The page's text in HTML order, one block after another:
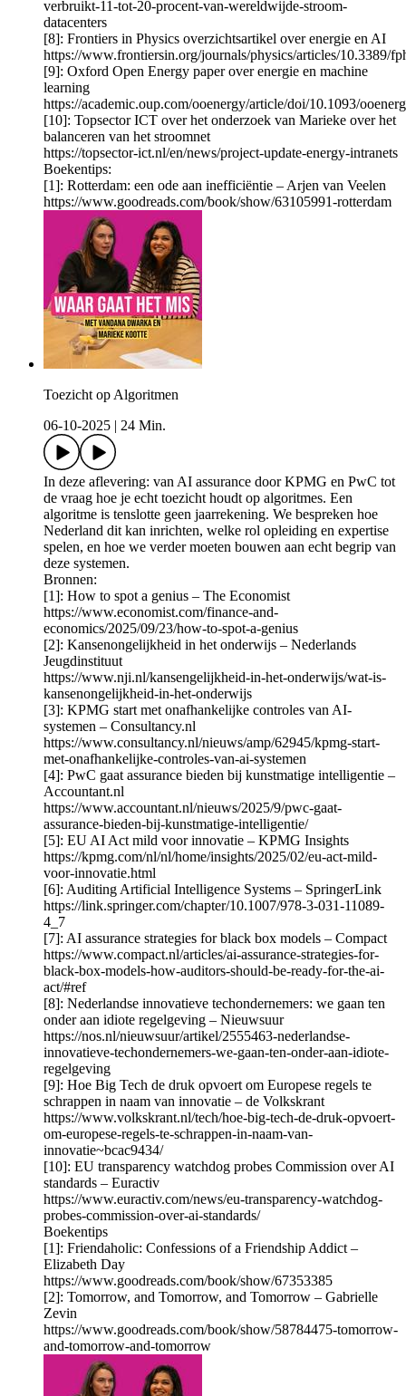
verbruikt-11-tot-20-procent-van-wereldwijde-stroom-
datacenters
[8]: Frontiers in Physics overzichtsartikel over energie en AI
https://www.frontiersin.org/journals/physics/articles/10.3389/
[9]: Oxford Open Energy paper over energie en machine
learning
https://academic.oup.com/ooenergy/article/doi/10.1093/
[10]: Topsector ICT over het onderzoek van Marieke over het
balanceren van het stroomnet
https://topsector-ict.nl/en/news/project-update-energy-intranets
Boekentips:
[1]: Rotterdam: een ode aan inefficiëntie – Arjen van Veelen
https://www.goodreads.com/book/show/63105991-rotterdam
Toezicht op Algoritmen
06-10-2025
24 Min.
In deze aflevering: van AI assurance door KPMG en PwC tot
de vraag hoe je echt toezicht houdt op algoritmes. Een
algoritme is tenslotte geen jaarrekening. We bespreken hoe
Nederland dit kan inrichten, welke rol opleiding en expertise
spelen, en hoe we verder moeten bouwen aan echt begrip van
deze systemen.
Bronnen:
[1]: How to spot a genius – The Economist
https://www.economist.com/finance-and-
economics/2025/09/23/how-to-spot-a-genius
[2]: Kansenongelijkheid in het onderwijs – Nederlands
Jeugdinstituut
https://www.nji.nl/kansengelijkheid-in-het-onderwijs/wat-is-
kansenongelijkheid-in-het-onderwijs
[3]: KPMG start met onafhankelijke controles van AI-
systemen – Consultancy.nl
https://www.consultancy.nl/nieuws/amp/62945/kpmg-start-
met-onafhankelijke-controles-van-ai-systemen
[4]: PwC gaat assurance bieden bij kunstmatige intelligentie –
Accountant.nl
https://www.accountant.nl/nieuws/2025/9/pwc-gaat-
assurance-bieden-bij-kunstmatige-intelligentie/
[5]: EU AI Act mild voor innovatie – KPMG Insights
https://kpmg.com/nl/nl/home/insights/2025/02/eu-act-mild-
voor-innovatie.html
[6]: Auditing Artificial Intelligence Systems – SpringerLink
https://link.springer.com/chapter/10.1007/978-3-031-11089-
4_7
[7]: AI assurance strategies for black box models – Compact
https://www.compact.nl/articles/ai-assurance-strategies-for-
black-box-models-how-auditors-should-be-ready-for-the-ai-
act/#ref
[8]: Nederlandse innovatieve techondernemers: we gaan ten
onder aan idiote regelgeving – Nieuwsuur
https://nos.nl/nieuwsuur/artikel/2555463-nederlandse-
innovatieve-techondernemers-we-gaan-ten-onder-aan-idiote-
regelgeving
[9]: Hoe Big Tech de druk opvoert om Europese regels te
schrappen in naam van innovatie – de Volkskrant
https://www.volkskrant.nl/tech/hoe-big-tech-de-druk-opvoert-
om-europese-regels-te-schrappen-in-naam-van-
innovatie~bcac9434/
[10]: EU transparency watchdog probes Commission over AI
standards – Euractiv
https://www.euractiv.com/news/eu-transparency-watchdog-
probes-commission-over-ai-standards/
Boekentips
[1]: Friendaholic: Confessions of a Friendship Addict –
Elizabeth Day
https://www.goodreads.com/book/show/67353385
[2]: Tomorrow, and Tomorrow, and Tomorrow – Gabrielle
Zevin
https://www.goodreads.com/book/show/58784475-tomorrow-
and-tomorrow-and-tomorrow